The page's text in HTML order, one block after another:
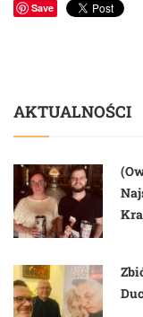
Save
AKTUALNOŚCI